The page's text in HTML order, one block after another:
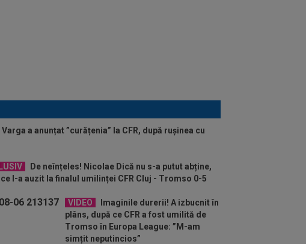
a anunțat ”curățenia” la CFR, după rușinea cu
De neînțeles! Nicolae Dică nu s-a putut abține,
l-a auzit la finalul umilinței CFR Cluj - Tromso 0-5
VIDEO
Imaginile durerii! A izbucnit în
plâns, după ce CFR a fost umilită de
Tromso în Europa League: ”M-am
simțit neputincios”